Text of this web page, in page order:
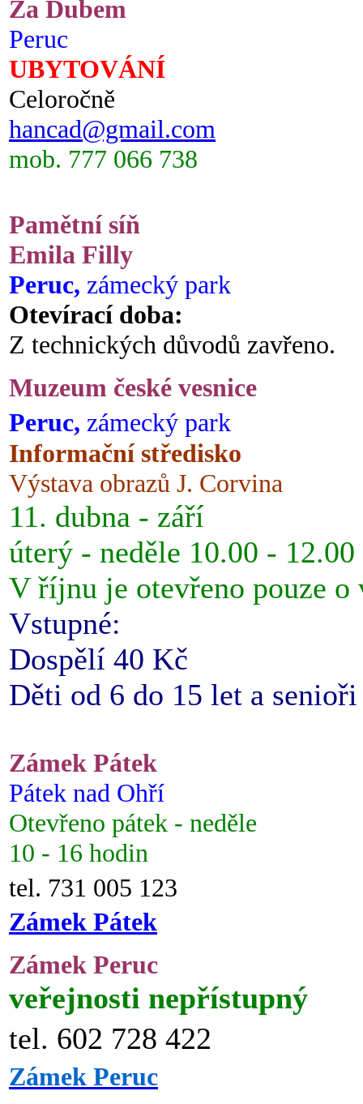
Za Dubem
Peruc
UBYTOVÁNÍ
Celoročně
hancad@gmail.com
mob. 777 066 738
Pamětní síň
Emila Filly
Peruc, zámecký park
Otevírací doba:
Z technických důvodů zavřeno.
Muzeum české vesnice
Peruc, zámecký park
Informační středisko
Výstava obrazů J. Corvina
11. dubna - září
úterý - neděle 10.00 -
V říjnu je otevřeno pouze o
Vstupné:
Dospělí 40 Kč
Děti od 6 do 15 let a
Zámek Pátek
Pátek nad Ohří
Otevřeno pátek - neděle
10 - 16 hodin
tel. 731 005 123
Zámek Pátek
Zámek Peruc
veřejnosti nepřístupný
tel. 602 728 422
Zámek Peruc